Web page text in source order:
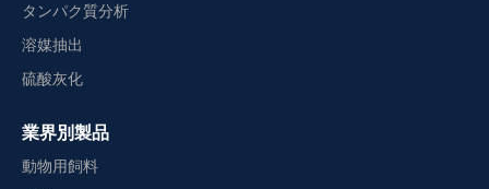
タンパク質分析
溶媒抽出
硫酸灰化
業界別製品
動物用飼料